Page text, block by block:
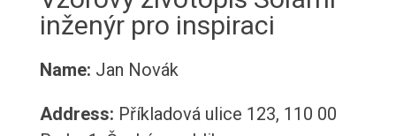
inženýr pro inspiraci
Name: Jan Novák
Address: Příkladová ulice 123, 110 00